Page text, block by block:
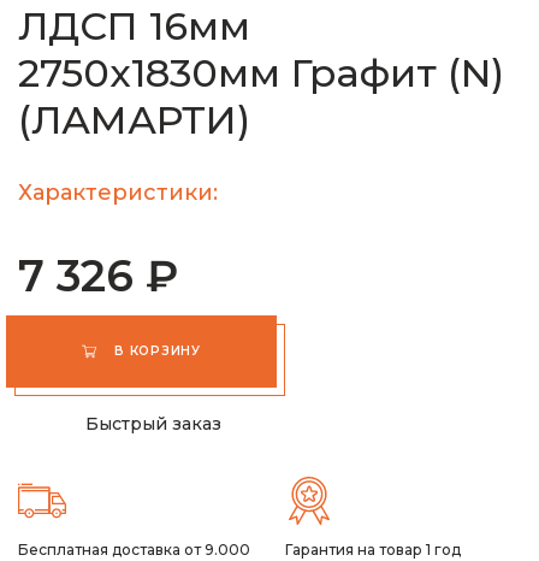
ЛДСП 16мм
2750х1830мм Графит (N)
(ЛАМАРТИ)
Характеристики:
7 326 ₽
В КОРЗИНУ
Быстрый заказ
Бесплатная доставка от 9.000
Гарантия на товар 1 год